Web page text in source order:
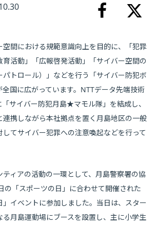
空間における規範意識向上を目的に、「犯罪
育活動」「広報啓発活動」「サイバー空間の
トロール）」などを行う「サイバー防犯ボ
国に広がっています。NTTデータ先端技術
サイバー防犯月島★マモル隊」を結成し、
連携しながら本社拠点を置く月島地区の一般
てサイバー犯罪への注意喚起などを行って
ティアの活動の一環として、月島警察署の協
の「スポーツの日」に合わせて開催された
」イベントに参加しました。当日は、スター
る月島運動場にブースを設置し、主に小学生